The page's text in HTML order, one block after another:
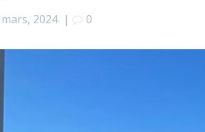
mars, 2024| 0